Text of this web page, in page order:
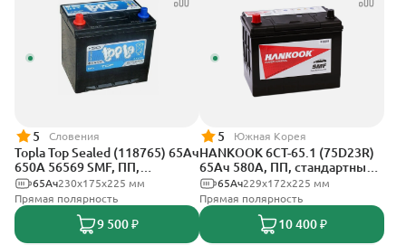
5 Словения
Topla Top Sealed (118765) 65Ач
650А 56569 SMF, ПП,
стандартные клеммы
230x175x225 мм
65Ач
Прямая полярность
9 500 ₽
5 Южная Корея
HANKOOK 6СТ-65.1 (75D23R)
65Ач 580А, ПП, стандартные
клеммы229х172х225 мм
65Ач
Прямая полярность
10 400 ₽